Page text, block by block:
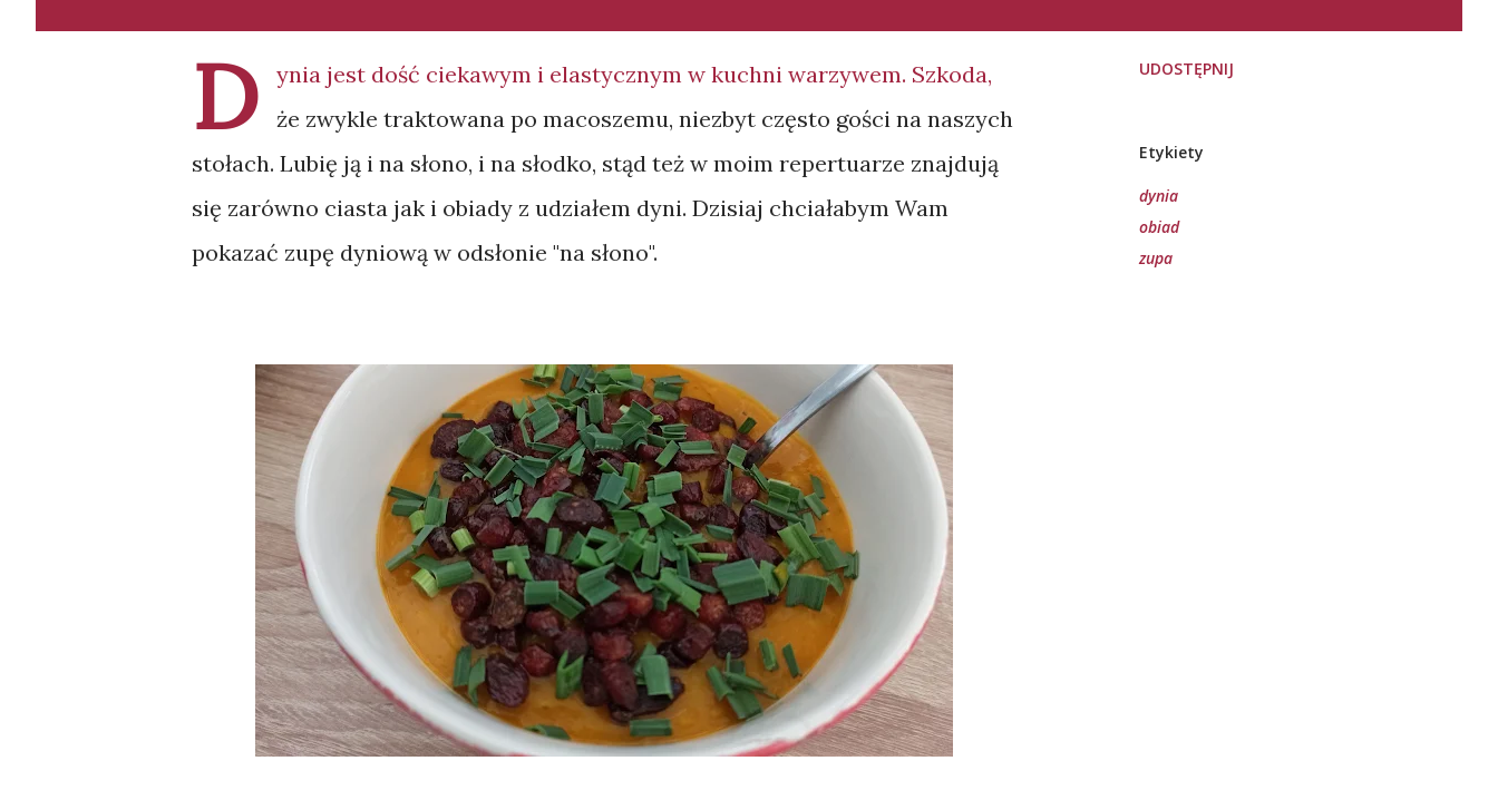
D
ynia jest dość ciekawym i elastycznym w kuchni warzywem. Szkoda,
że zwykle traktowana po macoszemu, niezbyt często gości na naszych
stołach. Lubię ją i na słono, i na słodko, stąd też w moim repertuarze znajdują
się zarówno ciasta jak i obiady z udziałem dyni. Dzisiaj chciałabym Wam
pokazać zupę dyniową w odsłonie "na słono".
UDOSTĘPNIJ
Etykiety
dynia
obiad
zupa